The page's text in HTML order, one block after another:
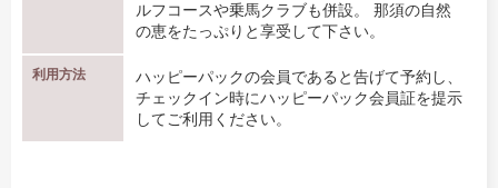
ルフコースや乗馬クラブも併設。 那須の自然
の恵をたっぷりと享受して下さい。
利用方法
ハッピーパックの会員であると告げて予約し、
チェックイン時にハッピーパック会員証を提示
してご利用ください。